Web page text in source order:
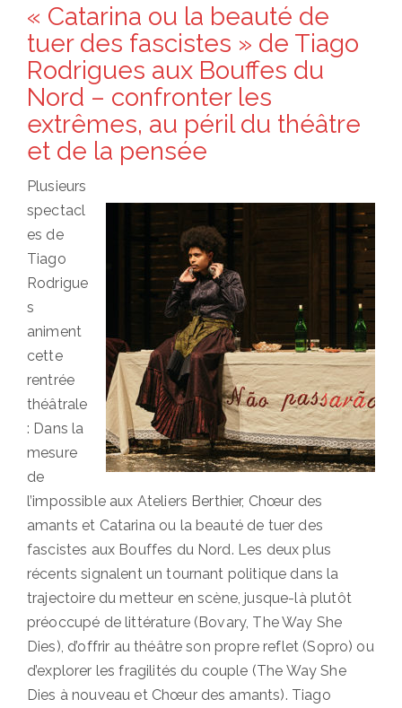
« Catarina ou la beauté de
tuer des fascistes » de Tiago
Rodrigues aux Bouffes du
Nord – confronter les
extrêmes, au péril du théâtre
et de la pensée
Plusieurs
spectacl
es de
Tiago
Rodrigue
s
animent
cette
rentrée
théâtrale
: Dans la
mesure
de
l’impossible aux Ateliers Berthier, Chœur des
amants et Catarina ou la beauté de tuer des
fascistes aux Bouffes du Nord. Les deux plus
récents signalent un tournant politique dans la
trajectoire du metteur en scène, jusque-là plutôt
préoccupé de littérature (Bovary, The Way She
Dies), d’offrir au théâtre son propre reflet (Sopro) ou
d’explorer les fragilités du couple (The Way She
Dies à nouveau et Chœur des amants). Tiago